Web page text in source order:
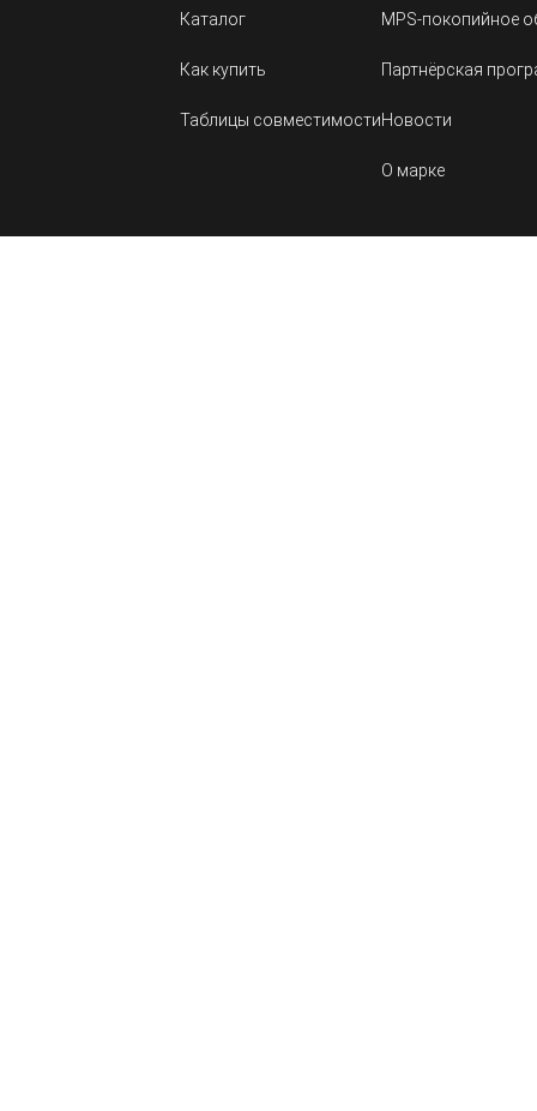
Каталог
Как купить
Таблицы совместимости
MPS-покопийное
Партнёрская
Новости
О марке